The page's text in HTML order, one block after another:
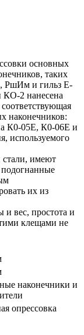
основных
таких
и гильз Е-
2 нанесена
наконечников:
К0-05Е, К0-06Е и
используемого
стали, имеют
их из
вес, простота и
клещами не
наконечники и
опрессовка